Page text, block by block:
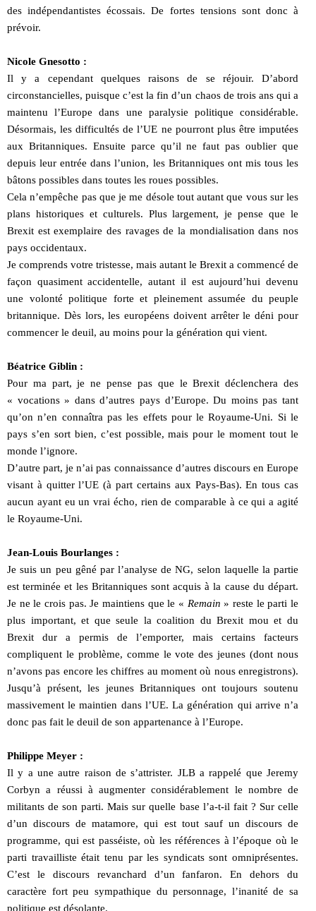
des indépendantistes écossais. De fortes tensions sont donc à
prévoir.
Nicole Gnesotto :
Il y a cependant quelques raisons de se réjouir. D’abord
circonstancielles, puisque c’est la fin d’un chaos de trois ans qui a
maintenu l’Europe dans une paralysie politique considérable.
Désormais, les difficultés de l’UE ne pourront plus être imputées
aux Britanniques. Ensuite parce qu’il ne faut pas oublier que
depuis leur entrée dans l’union, les Britanniques ont mis tous les
bâtons possibles dans toutes les roues possibles.
Cela n’empêche pas que je me désole tout autant que vous sur les
plans historiques et culturels. Plus largement, je pense que le
Brexit est exemplaire des ravages de la mondialisation dans nos
pays occidentaux.
Je comprends votre tristesse, mais autant le Brexit a commencé de
façon quasiment accidentelle, autant il est aujourd’hui devenu
une volonté politique forte et pleinement assumée du peuple
britannique. Dès lors, les européens doivent arrêter le déni pour
commencer le deuil, au moins pour la génération qui vient.
Béatrice Giblin :
Pour ma part, je ne pense pas que le Brexit déclenchera des
« vocations » dans d’autres pays d’Europe. Du moins pas tant
qu’on n’en connaîtra pas les effets pour le Royaume-Uni. Si le
pays s’en sort bien, c’est possible, mais pour le moment tout le
monde l’ignore.
D’autre part, je n’ai pas connaissance d’autres discours en Europe
visant à quitter l’UE (à part certains aux Pays-Bas). En tous cas
aucun ayant eu un vrai écho, rien de comparable à ce qui a agité
le Royaume-Uni.
Jean-Louis Bourlanges :
Je suis un peu gêné par l’analyse de NG, selon laquelle la partie
est terminée et les Britanniques sont acquis à la cause du départ.
Je ne le crois pas. Je maintiens que le « Remain » reste le parti le
plus important, et que seule la coalition du Brexit mou et du
Brexit dur a permis de l’emporter, mais certains facteurs
compliquent le problème, comme le vote des jeunes (dont nous
n’avons pas encore les chiffres au moment où nous enregistrons).
Jusqu’à présent, les jeunes Britanniques ont toujours soutenu
massivement le maintien dans l’UE. La génération qui arrive n’a
donc pas fait le deuil de son appartenance à l’Europe.
Philippe Meyer :
Il y a une autre raison de s’attrister. JLB a rappelé que Jeremy
Corbyn a réussi à augmenter considérablement le nombre de
militants de son parti. Mais sur quelle base l’a-t-il fait ? Sur celle
d’un discours de matamore, qui est tout sauf un discours de
programme, qui est passéiste, où les références à l’époque où le
parti travailliste était tenu par les syndicats sont omniprésentes.
C’est le discours revanchard d’un fanfaron. En dehors du
caractère fort peu sympathique du personnage, l’inanité de sa
politique est désolante.